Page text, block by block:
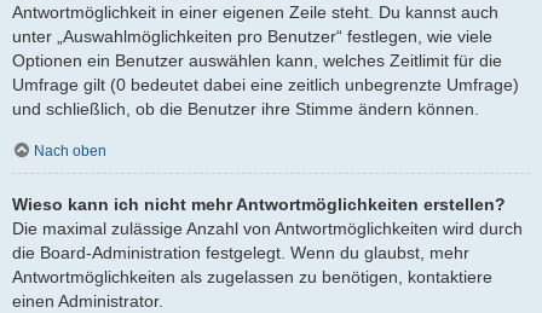
Antwortmöglichkeit in einer eigenen Zeile steht. Du kannst auch
unter „Auswahlmöglichkeiten pro Benutzer“ festlegen, wie viele
Optionen ein Benutzer auswählen kann, welches Zeitlimit für die
Umfrage gilt (0 bedeutet dabei eine zeitlich unbegrenzte Umfrage)
und schließlich, ob die Benutzer ihre Stimme ändern können.
Nach oben
Wieso kann ich nicht mehr Antwortmöglichkeiten erstellen?
Die maximal zulässige Anzahl von Antwortmöglichkeiten wird durch
die Board-Administration festgelegt. Wenn du glaubst, mehr
Antwortmöglichkeiten als zugelassen zu benötigen, kontaktiere
einen Administrator.